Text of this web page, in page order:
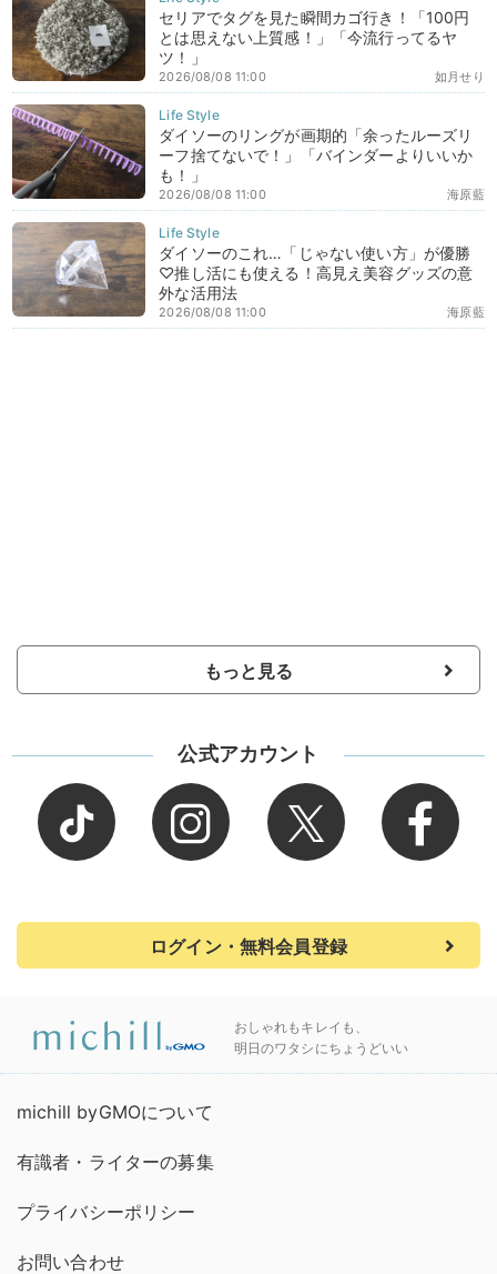
セリアでタグを見た瞬間カゴ行き！「100円
とは思えない上質感！」「今流行ってるヤ
ツ！」
如月せり
2026/08/08 11:00
ダイソーのリングが画期的「余ったルーズリ
ーフ捨てないで！」「バインダーよりいいか
も！」
海原藍
2026/08/08 11:00
ダイソーのこれ…「じゃない使い方」が優勝
♡推し活にも使える！高見え美容グッズの意
外な活用法
海原藍
2026/08/08 11:00
もっと見る
公式アカウント
ログイン・無料会員登録
おしゃれもキレイも、
明日のワタシにちょうどいい
michill byGMOについて
有識者・ライターの募集
プライバシーポリシー
お問い合わせ